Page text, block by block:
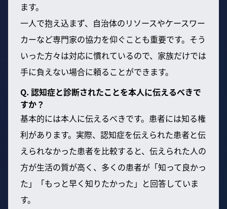
ます。
一人で抱え込まず、自治体のリソースやケースワー
カーなど専門家の協力を仰ぐことも重要です。そう
いった方々は対応に慣れているので、家族だけでは
手に負えない場合に頼ることができます。
Q. 認知症と診断されたことを本人に伝えるべきで
すか？
基本的には本人に伝えるべきです。患者には知る権
利があります。実際、認知症を伝えられた患者と伝
えられなかった患者を比較すると、伝えられた人の
方が生活の質が高く、多くの患者が「知って良かっ
た」「もっと早く知りたかった」と回答していま
す。